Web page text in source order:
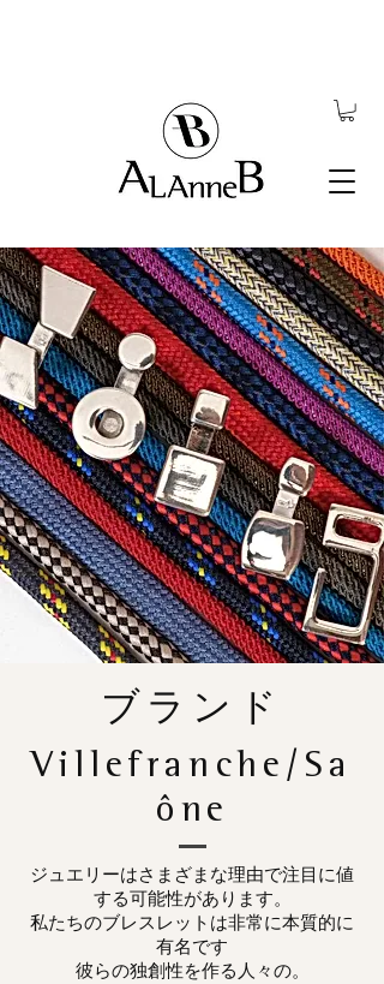
ブランド
Villefranche/Sa
ône
ジュエリーはさまざまな理由で注目に値
する可能性があります。
私たちのブレスレットは非常に本質的に
有名です
彼らの独創性を作る人々の。